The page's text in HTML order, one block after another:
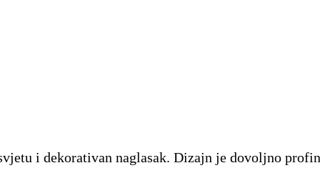
i dekorativan naglasak. Dizajn je dovoljno